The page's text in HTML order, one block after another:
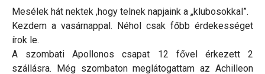
Mesélek hát nektek ,hogy telnek napjaink a „klubosokkal”.
Kezdem a vasárnappal. Néhol csak főbb érdekességet
írok le.
A szombati Apollonos csapat 12 fővel érkezett 2
szállásra. Még szombaton meglátogattam az Achilleon